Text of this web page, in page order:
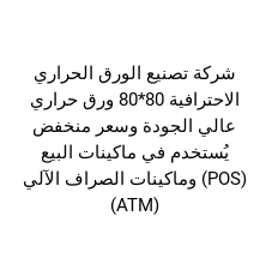
شركة تصنيع الورق الحراري
الاحترافية 80*80 ورق حراري
عالي الجودة وسعر منخفض
يُستخدم في ماكينات البيع
(POS) وماكينات الصراف الآلي
(ATM)